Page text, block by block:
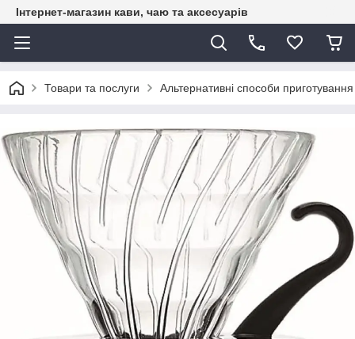
Інтернет-магазин кави, чаю та аксесуарів
Товари та послуги Альтернативні способи